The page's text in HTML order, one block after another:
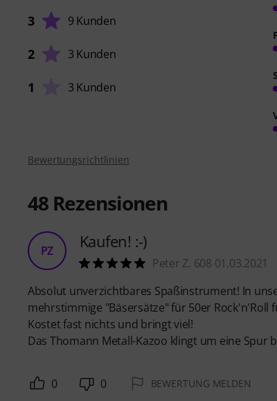
3 9 Kunden
2 3 Kunden
1 3 Kunden
Bewertungsrichtlinien
48 Rezensionen
PZ Kaufen! :-)
Peter Z. 608 01.03.2021
Absolut unverzichtbares Spaßinstrument! In
mehrstimmige "Bäsersätze" für 50er Rock'n'Roll
Kostet fast nichts und bringt viel!
Das Thomann Metall-Kazoo klingt um eine Spur
0 0 BEWERTUNG MELDEN